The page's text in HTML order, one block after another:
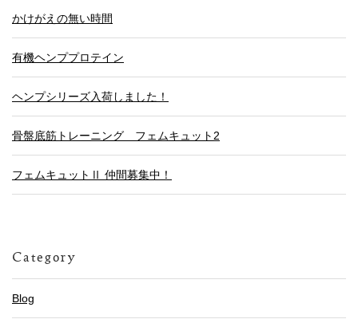
かけがえの無い時間
有機ヘンププロテイン
ヘンプシリーズ入荷しました！
骨盤底筋トレーニング フェムキュット2
フェムキュットⅡ 仲間募集中！
Category
Blog